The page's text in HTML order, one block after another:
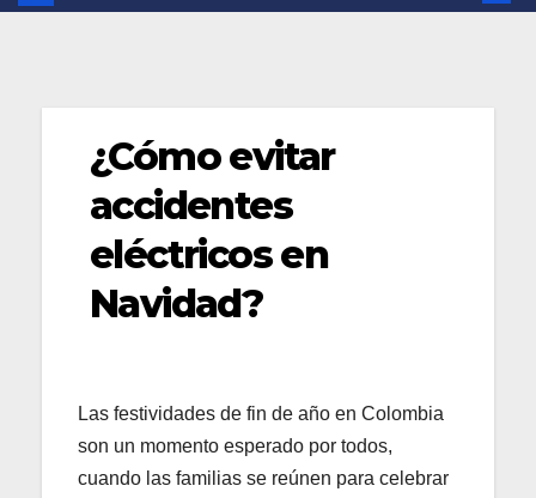
¿Cómo evitar
accidentes
eléctricos en
Navidad?
Las festividades de fin de año en Colombia
son un momento esperado por todos,
cuando las familias se reúnen para celebrar